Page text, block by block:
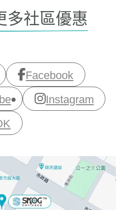
多社區優惠
Facebook
Instagram